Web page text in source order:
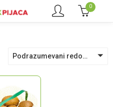
0
Podrazumevani redosled